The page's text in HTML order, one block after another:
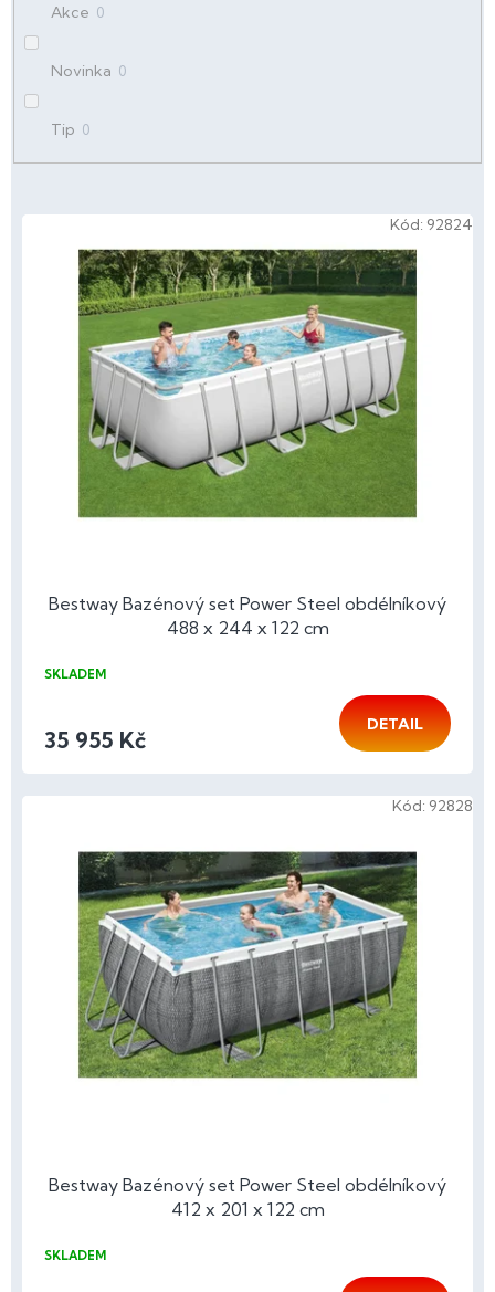
Akce 0
Novinka 0
Tip 0
V
Bestway Bazénový set Power Steel obdélníkový
488 x 244 x 122 cm
SKLADEM
35 955 Kč
DETAIL
Kód: 92824
Bestway Bazénový set Power Steel obdélníkový
412 x 201 x 122 cm
SKLADEM
Kód: 92828